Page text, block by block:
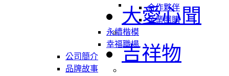
合作夥伴
企業團購
永續楷模
幸福職場
公司簡介
品牌故事
大愛心聞
吉祥物